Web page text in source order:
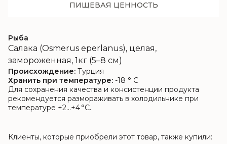
ПИЩЕВАЯ ЦЕННОСТЬ
Рыба
Салака (Osmerus eperlanus), целая,
замороженная, 1кг (5–8 см)
Происхождение: Турция
Хранить при температуре: -18 ° C
Для сохранения качества и консистенции продукта
рекомендуется размораживать в холодильнике при
температуре +2…+4 °C.
Клиенты, которые приобрели этот товар, также купили: